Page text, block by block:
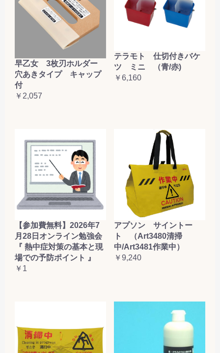
早乙女 3枚刃ホルダー
穴あきタイプ キャップ
付
￥2,057
テラモト 仕切付きバケ
ツ ミニ （青/赤)
￥6,160
【参加費無料】2026年7
月28日オンライン勉強会
『 熱中症対策の基本と現
場での予防ポイント 』
￥1
アプソン サイントー
ト （Art3480清掃
中/Art3481作業中）
￥9,240